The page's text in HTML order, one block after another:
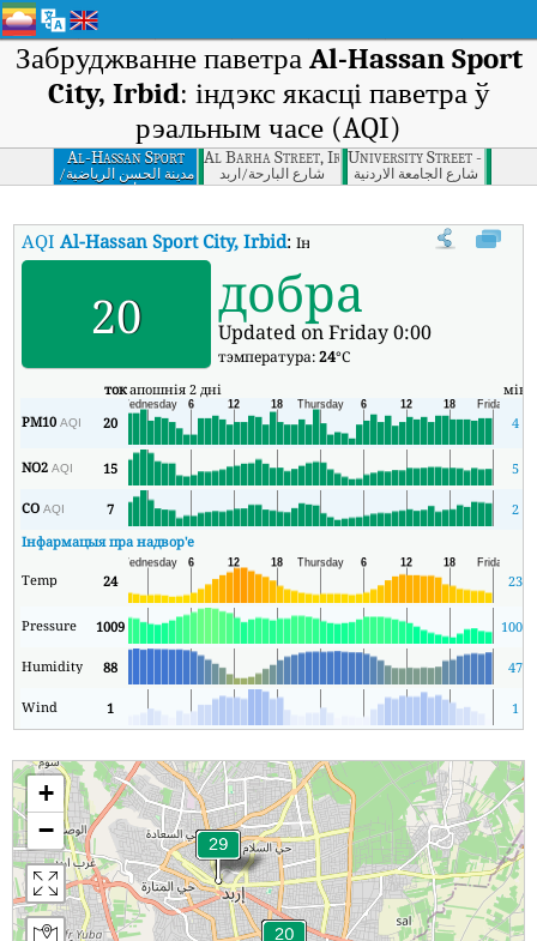
Забруджванне паветра Al-Hassan Sport
City, Irbid: індэкс якасці паветра ў
рэальным часе (AQI)
Al-Hassan Sport
City, Irbid
ﻣﺪﯾﻨﺔ اﻟﺤﺴﻦ اﻟﺮﯾﺎﺿﯿﺔ/
ارﺑﺪ
Al Barha Street, Irbid
ﺷﺎرع اﻟﺒﺎرﺣﺔ/ارﺑﺪ
University Street -
ﺷﺎرع اﻟﺠﺎﻣﻌﺔ اﻻردﻧﯿﺔ
AQIAl-Hassan Sport City, Irbid:Індэкс якасці паветра Al-
20 добра
Updated on Friday 0:00
тэмпература:24°C
токапошнія 2 дні мін
PM10AQI 20 4
NO2AQI 15 5
COAQI 7
2
Інфармацыя пра надвор'е
Temp 24 23
Pressure 1009 1009
Humidity 88 47
Wind 1 1
+
−